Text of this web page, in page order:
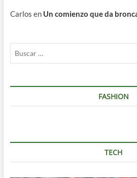
Carlos en Un comienzo que da
FASHION
TECH